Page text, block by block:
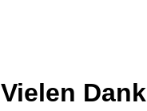
Vielen